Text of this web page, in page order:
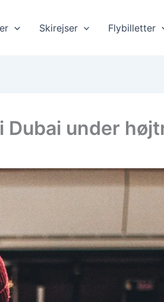
Skirejser Flybilletter
Dubai under